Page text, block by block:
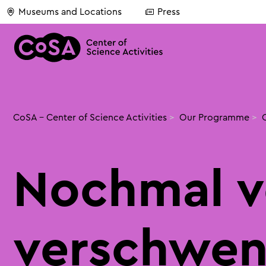
Museums and Locations Press
CoSA - Center of Science Activities > Our Programme >
Nochmal